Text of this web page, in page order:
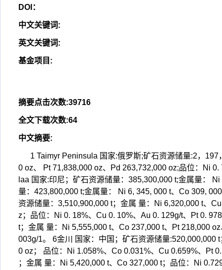
DOI：
中文关键词:
英文关键词:
基金项目 :
摘要点击次数:39716
全文下载次数:64
中文摘要:
1 Taimyr Peninsula 国家:俄罗斯;矿石资源储量:2，
0 oz、 Pt 71,838,000 oz、Pd 263,732,000 oz;品位：Ni
laa 国家:印尼；矿石资源储量：385,300,000 t;金属量：
量：423,800,000 t;金属量： Ni 6, 345, 000 t、Co 309,
资源储量：3,510,900,000 t；金属 量：Ni 6,320,000 t、
z；品位：Ni 0. 18%、Cu 0. 10%、Au 0. 129g/t、Pt 0.
t；金属 量：Ni 5,555,000 t、Co 237,000 t、Pt 218,000
003g/1。 6金川 国家：中国；矿石资源储量:520,000,000
0 oz； 品位：Ni 1.058%、Co 0.031%、Cu 0.659%、Pt
；金属 量：Ni 5,420,000 t、Co 327,000 t；品位：Ni